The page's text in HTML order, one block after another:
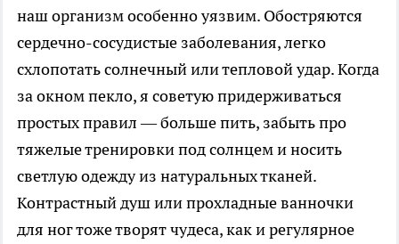
наш организм особенно уязвим. Обостряются
сердечно-сосудистые заболевания, легко
схлопотать солнечный или тепловой удар. Когда
за окном пекло, я советую придерживаться
простых правил — больше пить, забыть про
тяжелые тренировки под солнцем и носить
светлую одежду из натуральных тканей.
Контрастный душ или прохладные ванночки
для ног тоже творят чудеса, как и регулярное